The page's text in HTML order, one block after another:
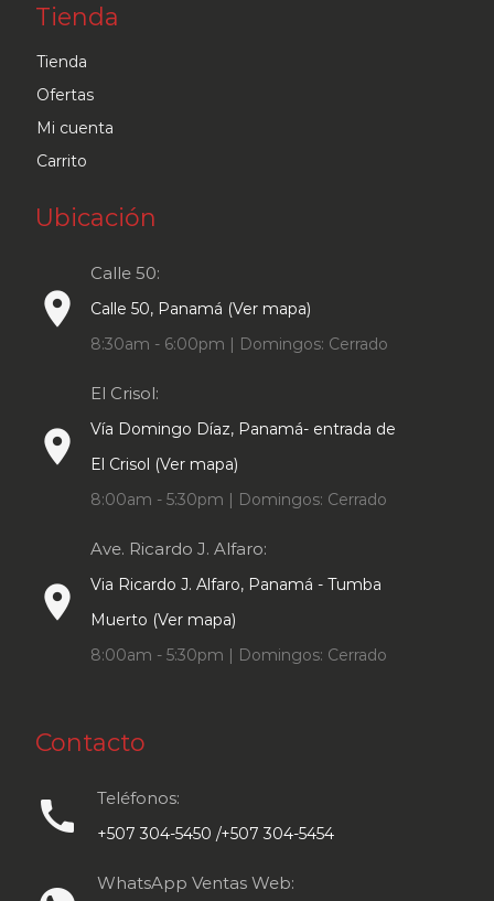
Tienda
Tienda
Ofertas
Mi cuenta
Carrito
Ubicación
place
Calle 50:
Calle 50, Panamá (Ver mapa)
8:30am - 6:00pm | Domingos: Cerrado
place
El Crisol:
Vía Domingo Díaz, Panamá- entrada de
El Crisol (Ver mapa)
8:00am - 5:30pm | Domingos: Cerrado
place
Ave. Ricardo J. Alfaro:
Via Ricardo J. Alfaro, Panamá - Tumba
Muerto (Ver mapa)
8:00am - 5:30pm | Domingos: Cerrado
Contacto
call Teléfonos:
+507 304-5450 /+507 304-5454
WhatsApp Ventas Web: